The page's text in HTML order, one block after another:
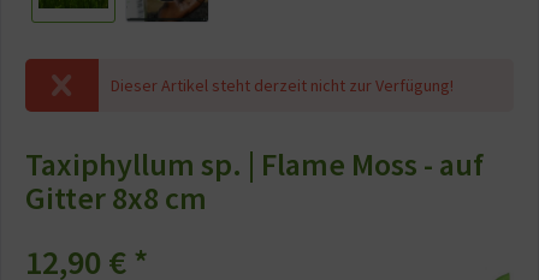
Dieser Artikel steht derzeit nicht zur Verfügung!
Taxiphyllum sp. | Flame Moss - auf
Gitter 8x8 cm
12,90 €*